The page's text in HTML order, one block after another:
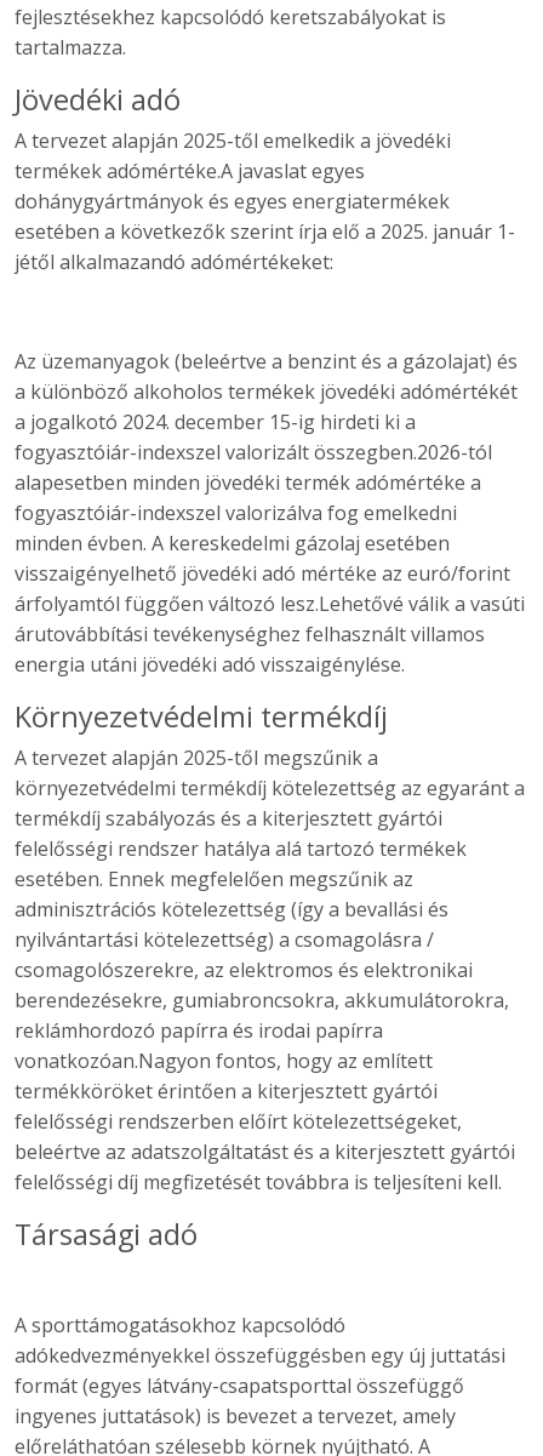
fejlesztésekhez kapcsolódó keretszabályokat is
tartalmazza.
Jövedéki adó
A tervezet alapján 2025-től emelkedik a jövedéki
termékek adómértéke.A javaslat egyes
dohánygyártmányok és egyes energiatermékek
esetében a következők szerint írja elő a 2025. január 1-
jétől alkalmazandó adómértékeket:
Az üzemanyagok (beleértve a benzint és a gázolajat) és
a különböző alkoholos termékek jövedéki adómértékét
a jogalkotó 2024. december 15-ig hirdeti ki a
fogyasztóiár-indexszel valorizált összegben.2026-tól
alapesetben minden jövedéki termék adómértéke a
fogyasztóiár-indexszel valorizálva fog emelkedni
minden évben. A kereskedelmi gázolaj esetében
visszaigényelhető jövedéki adó mértéke az euró/forint
árfolyamtól függően változó lesz.Lehetővé válik a vasúti
árutovábbítási tevékenységhez felhasznált villamos
energia utáni jövedéki adó visszaigénylése.
Környezetvédelmi termékdíj
A tervezet alapján 2025-től megszűnik a
környezetvédelmi termékdíj kötelezettség az egyaránt a
termékdíj szabályozás és a kiterjesztett gyártói
felelősségi rendszer hatálya alá tartozó termékek
esetében. Ennek megfelelően megszűnik az
adminisztrációs kötelezettség (így a bevallási és
nyilvántartási kötelezettség) a csomagolásra /
csomagolószerekre, az elektromos és elektronikai
berendezésekre, gumiabroncsokra, akkumulátorokra,
reklámhordozó papírra és irodai papírra
vonatkozóan.Nagyon fontos, hogy az említett
termékköröket érintően a kiterjesztett gyártói
felelősségi rendszerben előírt kötelezettségeket,
beleértve az adatszolgáltatást és a kiterjesztett gyártói
felelősségi díj megfizetését továbbra is teljesíteni kell.
Társasági adó
A sporttámogatásokhoz kapcsolódó
adókedvezményekkel összefüggésben egy új juttatási
formát (egyes látvány-csapatsporttal összefüggő
ingyenes juttatások) is bevezet a tervezet, amely
előreláthatóan szélesebb körnek nyújtható. A